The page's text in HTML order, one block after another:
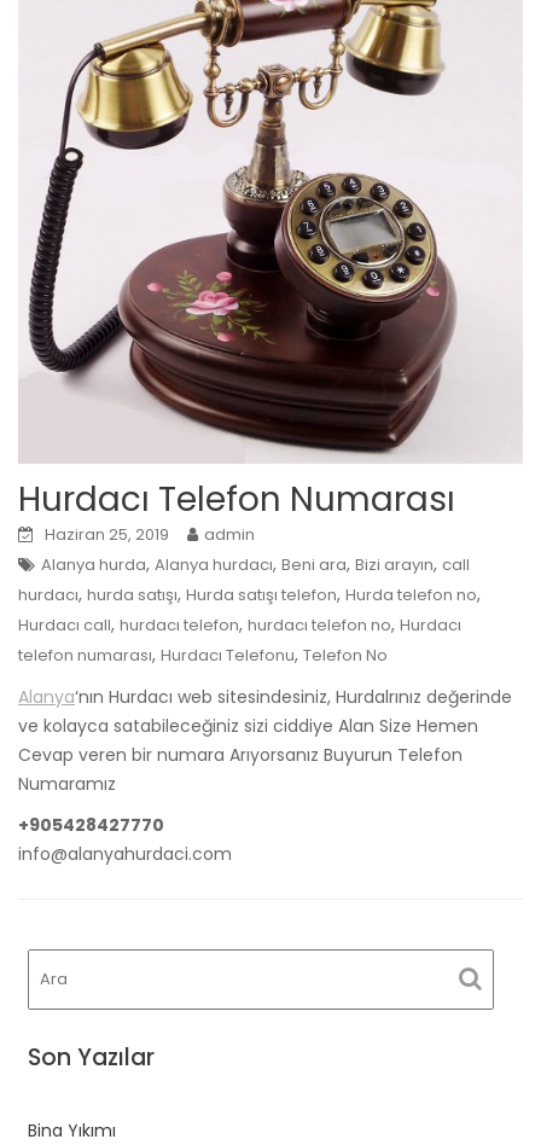
Hurdacı Telefon Numarası
Haziran 25, 2019
admin
Alanya hurda, Alanya hurdacı, Beni ara, Bizi arayın, call
hurdacı, hurda satışı, Hurda satışı telefon, Hurda telefon no,
Hurdacı call, hurdacı telefon, hurdacı telefon no, Hurdacı
telefon numarası, Hurdacı Telefonu, Telefon No
Alanya‘nın Hurdacı web sitesindesiniz, Hurdalrınız değerinde
ve kolayca satabileceğiniz sizi ciddiye Alan Size Hemen
Cevap veren bir numara Arıyorsanız Buyurun Telefon
Numaramız
+905428427770
info@alanyahurdaci.com
Son Yazılar
Bina Yıkımı